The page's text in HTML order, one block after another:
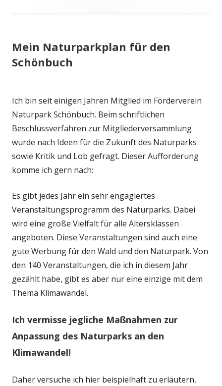
Mein Naturparkplan für den
Schönbuch
Ich bin seit einigen Jahren Mitglied im Förderverein
Naturpark Schönbuch. Beim schriftlichen
Beschlussverfahren zur Mitgliederversammlung
wurde nach Ideen für die Zukunft des Naturparks
sowie Kritik und Lob gefragt. Dieser Aufforderung
komme ich gern nach:
Es gibt jedes Jahr ein sehr engagiertes
Veranstaltungsprogramm des Naturparks. Dabei
wird eine große Vielfalt für alle Altersklassen
angeboten. Diese Veranstaltungen sind auch eine
gute Werbung für den Wald und den Naturpark. Von
den 140 Veranstaltungen, die ich in diesem Jahr
gezählt habe, gibt es aber nur eine einzige mit dem
Thema Klimawandel.
Ich vermisse jegliche Maßnahmen zur
Anpassung des Naturparks an den
Klimawandel!
Daher versuche ich hier beispielhaft zu erläutern,